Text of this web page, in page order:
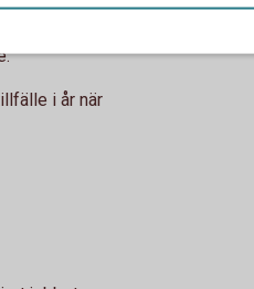
spannmål.
i år när